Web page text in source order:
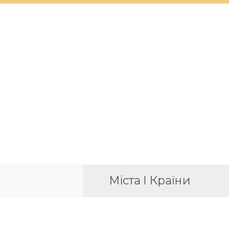
Міста І Країни